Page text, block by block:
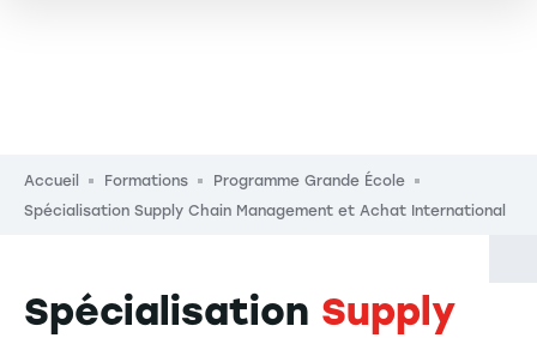
Fil d'Ariane
Accueil Formations
Programme Grande École
Spécialisation Supply Chain Management et Achat International
Spécialisation Supply